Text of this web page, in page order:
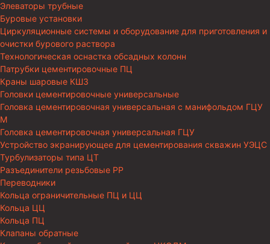
Элеваторы трубные
Буровые установки
Циркуляционные системы и оборудование для приготовления и
очистки бурового раствора
Технологическая оснастка обсадных колонн
Патрубки цементировочные ПЦ
Краны шаровые КШЗ
Головки цементировочные универсальные
Головка цементировочная универсальная с манифольдом ГЦУ
М
Головка цементировочная универсальная ГЦУ
Устройство экранирующее для цементирования скважин УЭЦС
Турбулизаторы типа ЦТ
Разъединители резьбовые РР
Переводники
Кольца ограничительные ПЦ и ЦЦ
Кольца ЦЦ
Кольца ПЦ
Клапаны обратные